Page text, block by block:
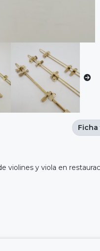
violines y viola en